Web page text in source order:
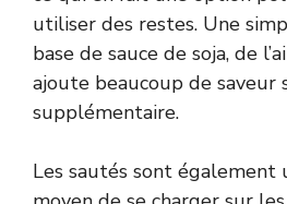
utiliser des restes. Une
base de sauce de soja, de
ajoute beaucoup de saveur
supplémentaire.
Les sautés sont également